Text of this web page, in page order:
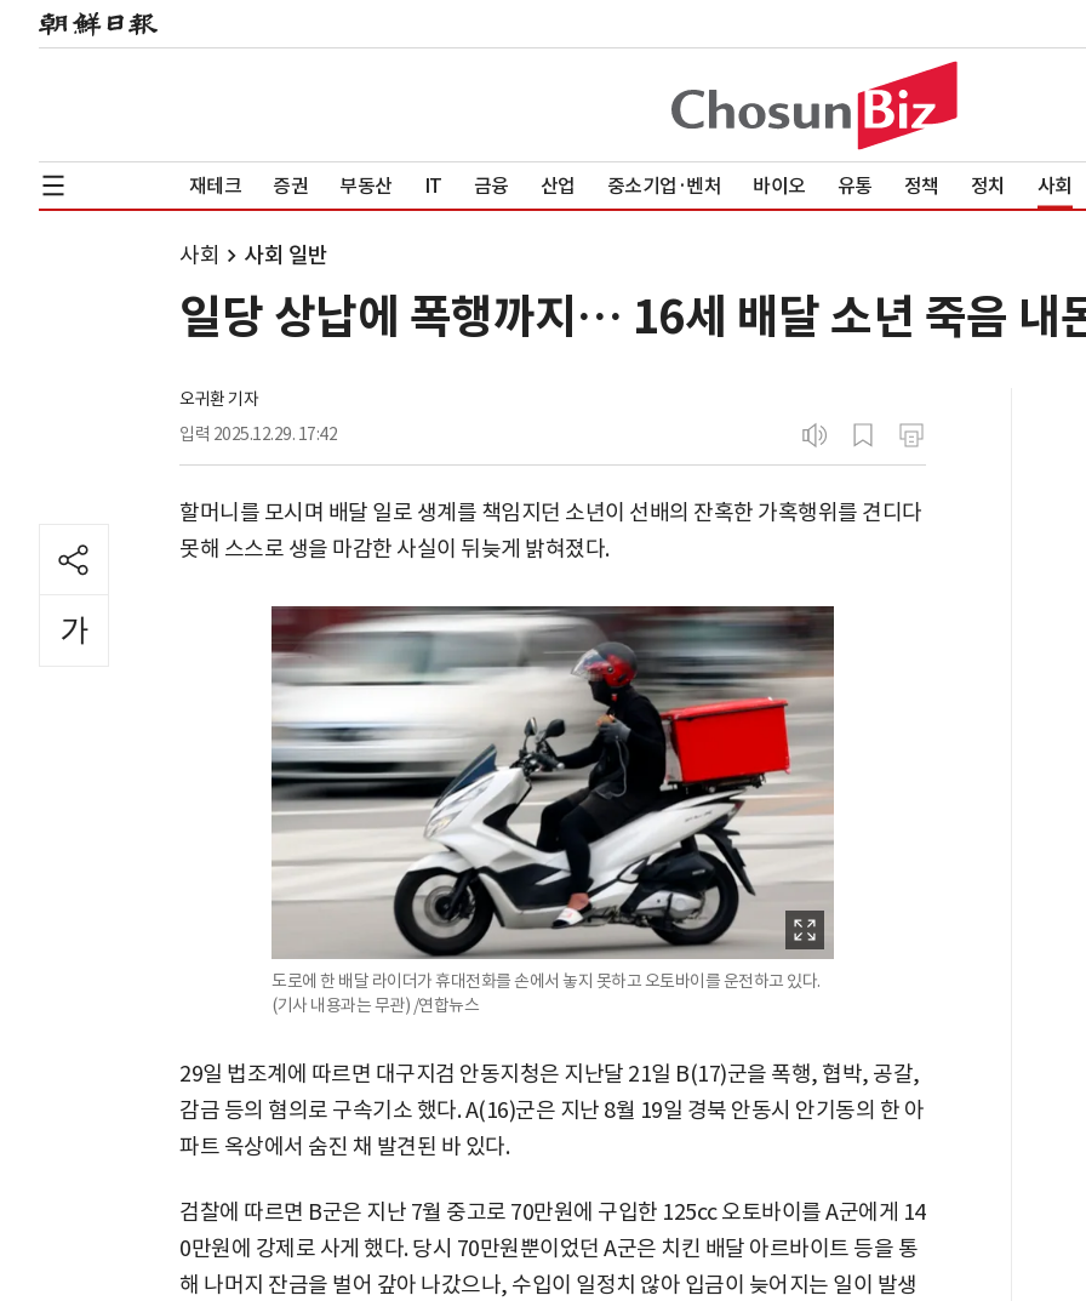
재테크 증권 부동산 IT 금융 산업 중소기업·벤처 바이오 유통 정책 정치 사회
사회 사회 일반
일당 상납에 폭행까지… 16세 배달 소년 죽음 내
오귀환 기자
입력 2025.12.29. 17:42
할머니를 모시며 배달 일로 생계를 책임지던 소년이 선배의 잔혹한 가혹행위를 견디다
못해 스스로 생을 마감한 사실이 뒤늦게 밝혀졌다.
도로에 한 배달 라이더가 휴대전화를 손에서 놓지 못하고 오토바이를 운전하고 있다.
(기사 내용과는 무관) /연합뉴스
29일 법조계에 따르면 대구지검 안동지청은 지난달 21일 B(17)군을 폭행, 협박, 공갈,
감금 등의 혐의로 구속기소 했다. A(16)군은 지난 8월 19일 경북 안동시 안기동의 한 아
파트 옥상에서 숨진 채 발견된 바 있다.
검찰에 따르면 B군은 지난 7월 중고로 70만원에 구입한 125cc 오토바이를 A군에게 14
0만원에 강제로 사게 했다. 당시 70만원뿐이었던 A군은 치킨 배달 아르바이트 등을 통
해 나머지 잔금을 벌어 갚아 나갔으나, 수입이 일정치 않아 입금이 늦어지는 일이 발생